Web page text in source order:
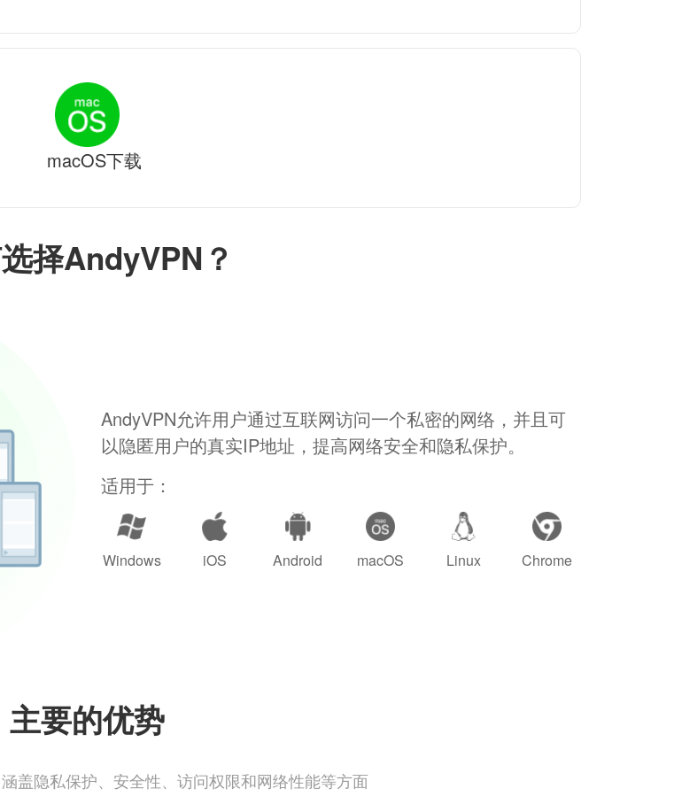
择AndyVPN？
AndyVPN允许用户通过互联网访问一个私密的网络，并且可
以隐匿用户的真实IP地址，提高网络安全和隐私保护。
适用于：
Windows iOS Android macOS Linux Chrome
主要的优势
盖隐私保护、安全性、访问权限和网络性能等方面
macOS下载